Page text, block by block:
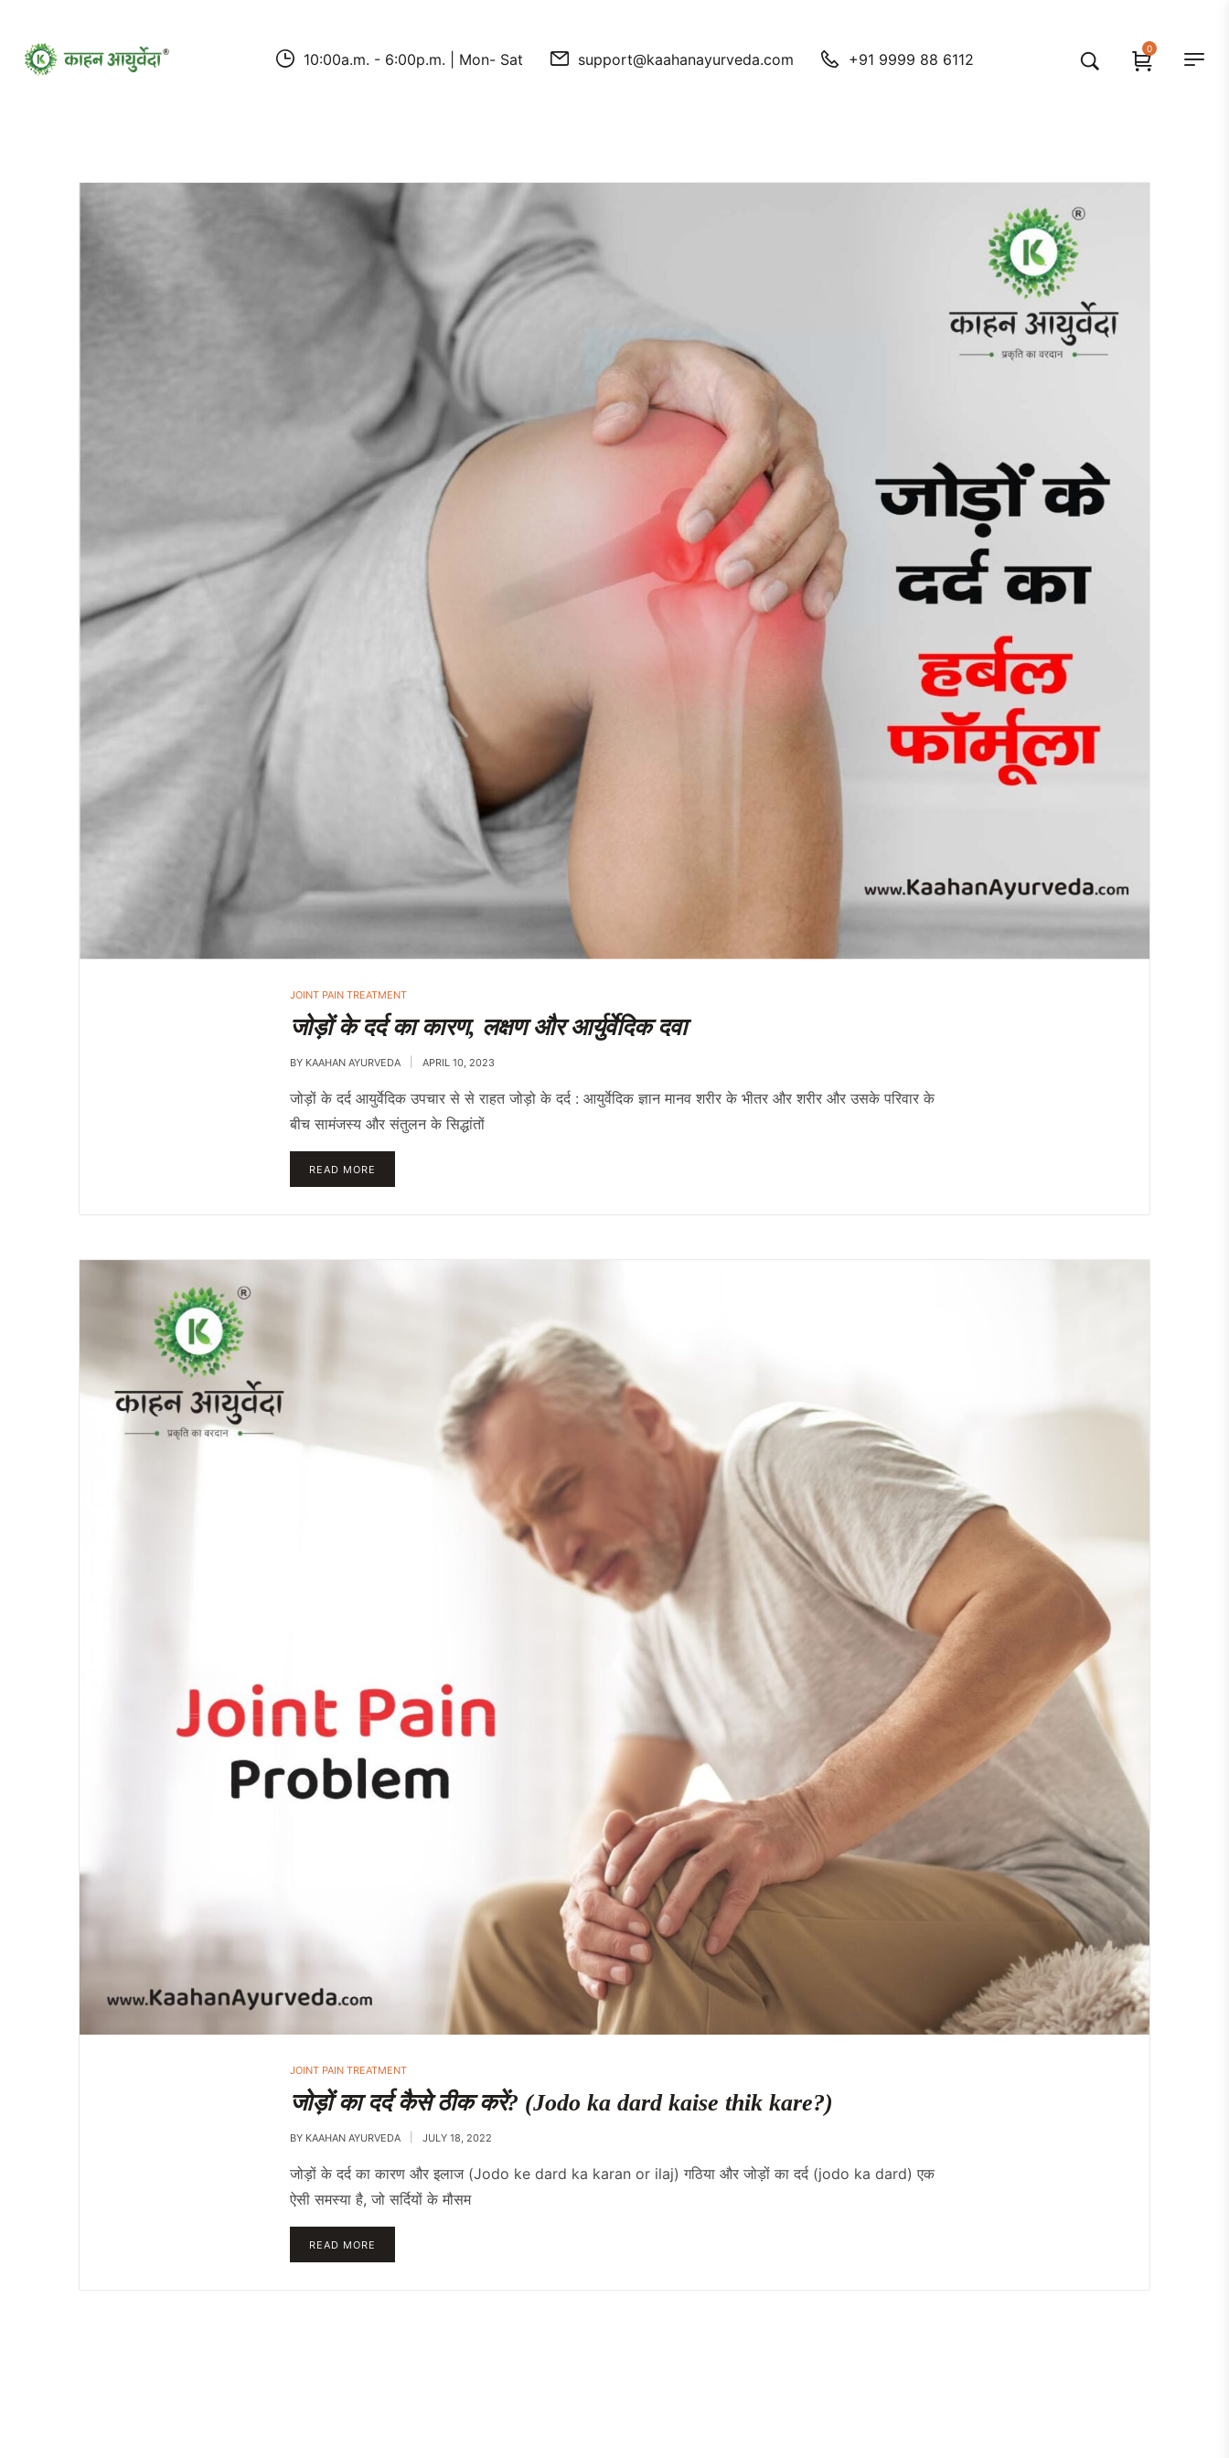
10:00a.m. - 6:00p.m. | Mon- Sat support@kaahanayurveda.com +91 9999 88 6112
0
JOINT PAIN TREATMENT
जोड़ों के दर्द का कारण, लक्षण और आर्युर्वेदिक दवा
BY KAAHAN AYURVEDA APRIL 10, 2023
जोड़ों के दर्द आयुर्वेदिक उपचार से से राहत जोड़ो के दर्द : आयुर्वेदिक ज्ञान मानव शरीर के भीतर और शरीर और उसके परिवार के
बीच सामंजस्य और संतुलन के सिद्धांतों
READ MORE
JOINT PAIN TREATMENT
जोड़ों का दर्द कैसे ठीक करें? (Jodo ka dard kaise thik kare?)
BY KAAHAN AYURVEDA JULY 18, 2022
जोड़ों के दर्द का कारण और इलाज (Jodo ke dard ka karan or ilaj) गठिया और जोड़ों का दर्द (jodo ka dard) एक
ऐसी समस्या है, जो सर्दियों के मौसम
READ MORE